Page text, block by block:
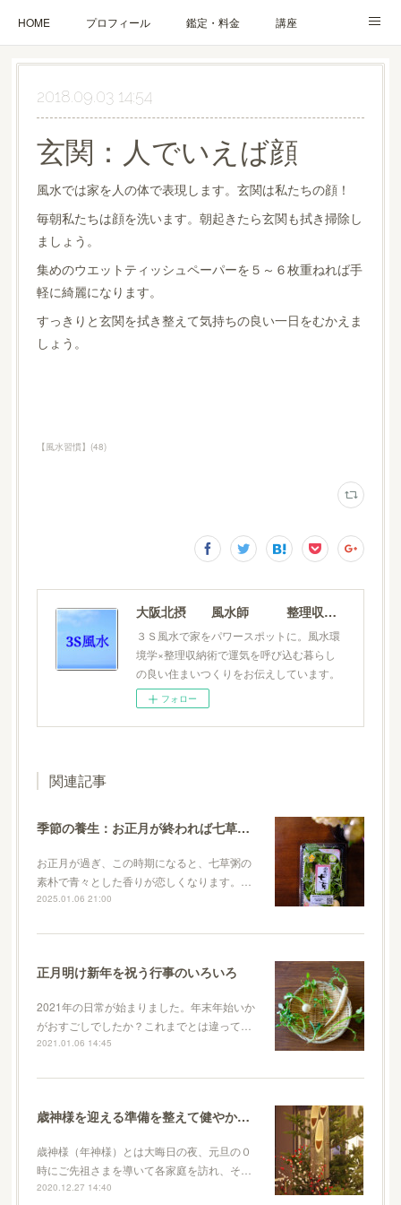
HOME プロフィール 鑑定・料金 講座
ブログ お問合せ・お申込み
2018.09.03 14:54
玄関：人でいえば顔
風水では家を人の体で表現します。玄関は私たちの顔！
毎朝私たちは顔を洗います。朝起きたら玄関も拭き掃除し
ましょう。
集めのウエットティッシュペーパーを５～６枚重ねれば手
軽に綺麗になります。
すっきりと玄関を拭き整えて気持ちの良い一日をむかえま
しょう。
【風水習慣】 (48)
大阪北摂 風水師 整理収納士 松元広美
３Ｓ風水で家をパワースポットに。風水環
境学×整理収納術で運気を呼び込む暮らし
の良い住まいつくりをお伝えしています。
フォロー
関連記事
季節の養生：お正月が終われば七草粥で胃腸を休めて身体を整える
お正月が過ぎ、この時期になると、七草粥の
素朴で青々とした香りが恋しくなります。…
2025.01.06 21:00
正月明け新年を祝う行事のいろいろ
2021年の日常が始まりました。年末年始いか
がおすごしでしたか？これまでとは違って…
2021.01.06 14:45
歳神様を迎える準備を整えて健やかに新年を迎えましょう
歳神様（年神様）とは大晦日の夜、元旦の０
時にご先祖さまを導いて各家庭を訪れ、そ…
2020.12.27 14:40